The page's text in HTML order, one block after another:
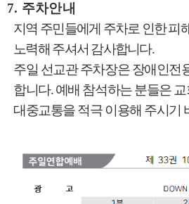
7. 주차안내
지역 주민들에게 주차로 인한 피
노력해 주셔서 감사합니다.
주일 선교관 주차장은 장애인전
합니다.예배 참석하는 분들은
대중교통을 적극 이용해 주시기